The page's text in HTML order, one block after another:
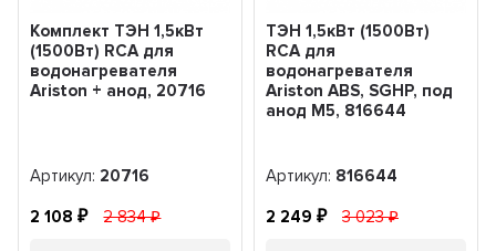
Комплект ТЭН 1,5кВт
(1500Вт) RCA для
водонагревателя
Ariston + анод, 20716
Артикул: 20716
2 108 2 834
ТЭН 1,5кВт (1500Вт)
RCA для
водонагревателя
Ariston ABS, SGHP, под
анод М5, 816644
Артикул: 816644
2 249 3 023